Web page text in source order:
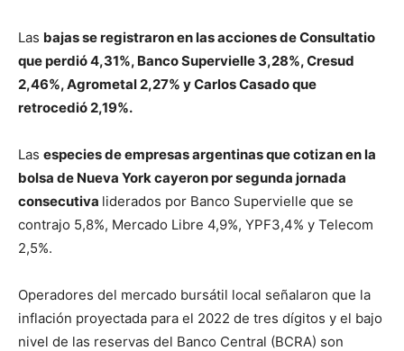
Las bajas se registraron en las acciones de Consultatio
que perdió 4,31%, Banco Supervielle 3,28%, Cresud
2,46%, Agrometal 2,27% y Carlos Casado que
retrocedió 2,19%.
Las especies de empresas argentinas que cotizan en la
bolsa de Nueva York cayeron por segunda jornada
consecutiva liderados por Banco Supervielle que se
contrajo 5,8%, Mercado Libre 4,9%, YPF3,4% y Telecom
2,5%.
Operadores del mercado bursátil local señalaron que la
inflación proyectada para el 2022 de tres dígitos y el bajo
nivel de las reservas del Banco Central (BCRA) son